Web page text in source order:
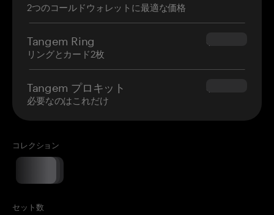
2つのコールドウォレットに最適な価格
Tangem Ring
リングとカード2枚
$160.00
Tangem プロキット
必要なのはこれだけ
$180.00
コレクション
セット数